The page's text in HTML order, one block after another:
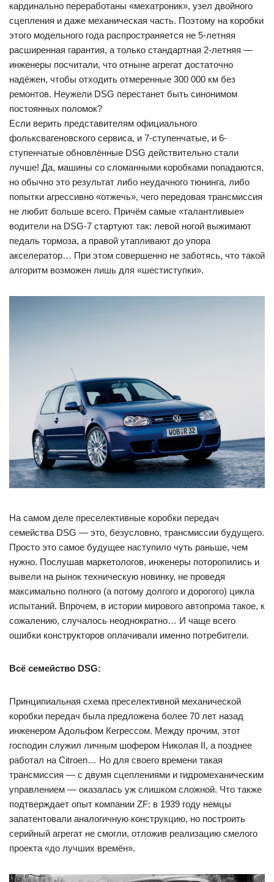
кардинально переработаны «мехатроник», узел двойного
сцепления и даже механическая часть. Поэтому на коробки
этого модельного года распространяется не 5-летняя
расширенная гарантия, а только стандартная 2-летняя —
инженеры посчитали, что отныне агрегат достаточно
надёжен, чтобы отходить отмеренные 300 000 км без
ремонтов. Неужели DSG перестанет быть синонимом
постоянных поломок?
Если верить представителям официального
фольксвагеновского сервиса, и 7-ступенчатые, и 6-
ступенчатые обновлённые DSG действительно стали
лучше! Да, машины со сломанными коробками попадаются,
но обычно это результат либо неудачного тюнинга, либо
попытки агрессивно «отжечь», чего передовая трансмиссия
не любит больше всего. Причём самые «талантливые»
водители на DSG-7 стартуют так: левой ногой выжимают
педаль тормоза, а правой утапливают до упора
акселератор… При этом совершенно не заботясь, что такой
алгоритм возможен лишь для «шестиступки».
На самом деле преселективные коробки передач
семейства DSG — это, безусловно, трансмиссии будущего.
Просто это самое будущее наступило чуть раньше, чем
нужно. Послушав маркетологов, инженеры поторопились и
вывели на рынок техническую новинку, не проведя
максимально полного (а потому долгого и дорогого) цикла
испытаний. Впрочем, в истории мирового автопрома такое, к
сожалению, случалось неоднократно… И чаще всего
ошибки конструкторов оплачивали именно потребители.
Всё семейство DSG:
Принципиальная схема преселективной механической
коробки передач была предложена более 70 лет назад
инженером Адольфом Кегрессом. Между прочим, этот
господин служил личным шофером Николая II, а позднее
работал на Citroen… Но для своего времени такая
трансмиссия — с двумя сцеплениями и гидромеханическим
управлением — оказалась уж слишком сложной. Что также
подтверждает опыт компании ZF: в 1939 году немцы
запатентовали аналогичную конструкцию, но построить
серийный агрегат не смогли, отложив реализацию смелого
проекта «до лучших времён».